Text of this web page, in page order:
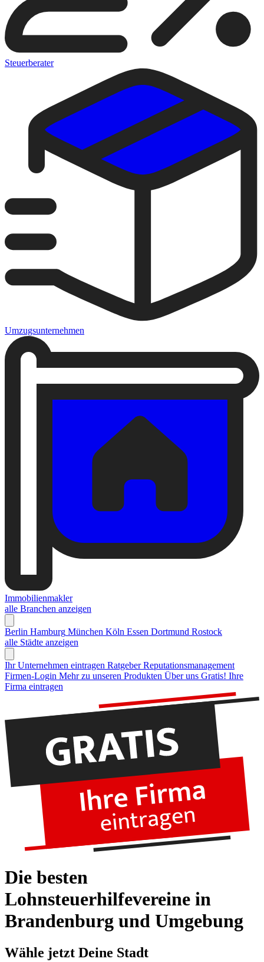
Steuerberater
Umzugsunternehmen
Immobilienmakler
alle Branchen anzeigen
Berlin Hamburg München Köln Essen Dortmund Rostock
alle Städte anzeigen
Ihr Unternehmen eintragen Ratgeber Reputationsmanagement
Firmen-Login Mehr zu unseren Produkten Über uns Gratis! Ihre
Firma eintragen
Die besten
Lohnsteuerhilfevereine in
Brandenburg und Umgebung
Wähle jetzt Deine Stadt